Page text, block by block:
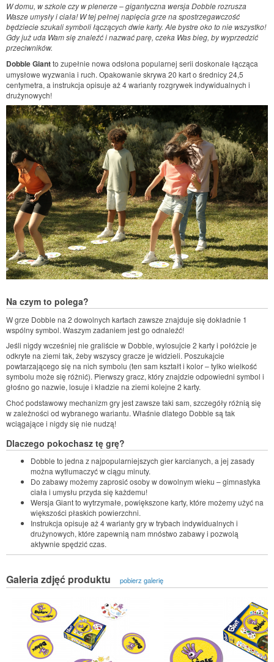
W domu, w szkole czy w plenerze – gigantyczna wersja Dobble rozrusza
Wasze umysły i ciała! W tej pełnej napięcia grze na spostrzegawczość
będziecie szukali symboli łączących dwie karty. Ale bystre oko to nie wszystko!
Gdy już uda Wam się znaleźć i nazwać parę, czeka Was bieg, by wyprzedzić
przeciwników.
Dobble Giantto zupełnie nowa odsłona popularnej serii doskonale łącząca
umysłowe wyzwania i ruch. Opakowanie skrywa 20 kart o średnicy 24,5
centymetra, a instrukcja opisuje aż 4 warianty rozgrywek indywidualnych i
drużynowych!
Na czym to polega?
W grze Dobble na 2 dowolnych kartach zawsze znajduje się dokładnie 1
wspólny symbol. Waszym zadaniem jest go odnaleźć!
Jeśli nigdy wcześniej nie graliście w Dobble, wylosujcie 2 karty i połóżcie je
odkryte na ziemi tak, żeby wszyscy gracze je widzieli. Poszukajcie
powtarzającego się na nich symbolu (ten sam kształt i kolor – tylko wielkość
symbolu może się różnić). Pierwszy gracz, który znajdzie odpowiedni symbol i
głośno go nazwie, losuje i kładzie na ziemi kolejne 2 karty.
Choć podstawowy mechanizm gry jest zawsze taki sam, szczegóły różnią się
w zależności od wybranego wariantu. Właśnie dlatego Dobble są tak
wciągające i nigdy się nie nudzą!
Dlaczego pokochasz tę grę?
Dobble to jedna z najpopularniejszych gier karcianych, a jej zasady
można wytłumaczyć w ciągu minuty.
Do zabawy możemy zaprosić osoby w dowolnym wieku – gimnastyka
ciała i umysłu przyda się każdemu!
Wersja Giant to wytrzymałe, powiększone karty, które możemy użyć na
większości płaskich powierzchni.
Instrukcja opisuje aż 4 warianty gry w trybach indywidualnych i
drużynowych, które zapewnią nam mnóstwo zabawy i pozwolą
aktywnie spędzić czas.
Galeria zdjęć produktu pobierz galerię